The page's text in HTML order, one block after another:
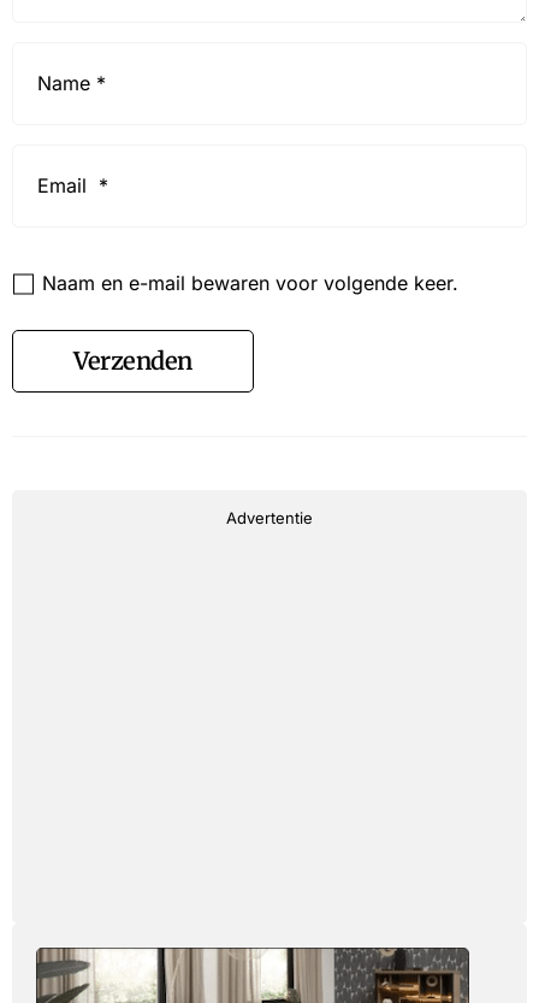
Naam en e-mail bewaren voor volgende keer.
Verzenden
Advertentie